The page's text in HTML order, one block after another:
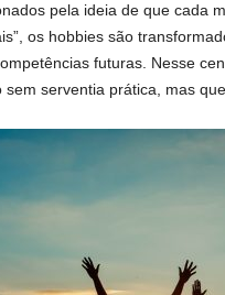
pela ideia de que cada
os hobbies são
futuras. Nesse
serventia prática, mas